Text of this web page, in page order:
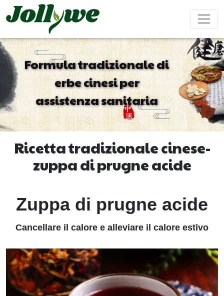
Sollievo
Stitichezza
Prodotti
per
Dimagrire
Integratori
Bellezza
Aumentare
Difese
Immunitarie
Maschile
Dormire
Bambini
Compresse
Capsula di
gelatina
Bevanda in
Polvere
Bevanda liquida Bustina di tè
Caramelle
Formula tradizionale di
erbe cinesi per
assistenza sanitaria
Ricetta tradizionale cinese-
zuppa di prugne acide
Zuppa di prugne acide
Cancellare il calore e alleviare il calore estivo